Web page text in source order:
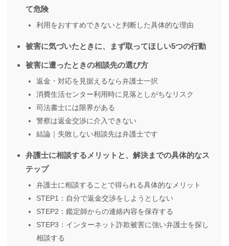
て危険
利用をおすすめできないと判断した具体的な理由
被害に気づいたときに、まず取ってほしい5つの行動
被害に遭ったときの相談先の選び方
返金・対応を見据えるなら弁護士一択
消費生活センター利用時に見落としがちなリスク
司法書士には限界がある
警察は返金交渉に介入できない
結論｜失敗しない相談先は弁護士です
弁護士に相談するメリットと、解決までの具体的なス
テップ
弁護士に相談することで得られる具体的なメリット
STEP1：自分で返金交渉をしようとしない
STEP2：鑑定師からの連絡内容を保存する
STEP3：インターネット詐欺被害に強い弁護士を探し
相談する